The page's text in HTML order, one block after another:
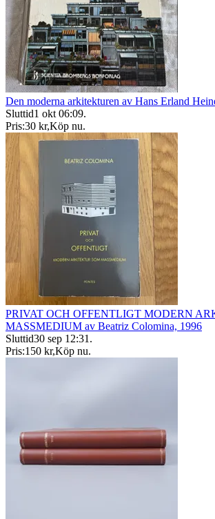
Den moderna arkitekturen av Hans Erland
Sluttid1 okt 06:09.
Pris:30 kr,Köp nu.
PRIVAT OCH OFFENTLIGT MODERN
MASSMEDIUM av Beatriz Colomina, 1996
Sluttid30 sep 12:31 .
Pris:150 kr,Köp nu.